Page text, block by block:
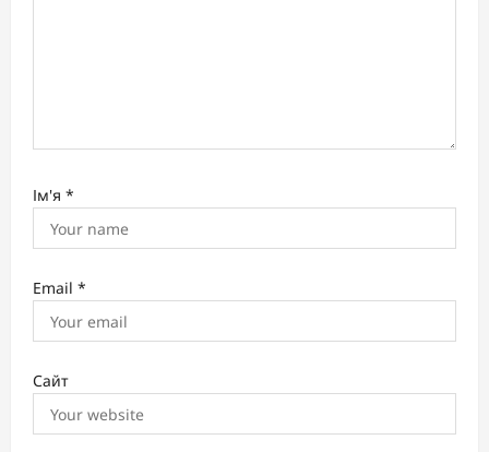
Ім'я *
Email *
Сайт